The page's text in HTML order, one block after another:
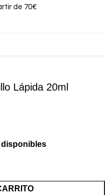
de 70€
Lápida 20ml